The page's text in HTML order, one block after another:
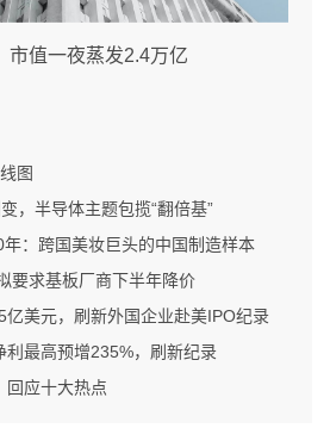
市值一夜蒸发2.4万亿
图
，半导体主题包揽“翻倍基”
：跨国美妆巨头的中国制造样本
要求基板厂商下半年降价
亿美元，刷新外国企业赴美IPO纪录
利最高预增235%，刷新纪录
回应十大热点